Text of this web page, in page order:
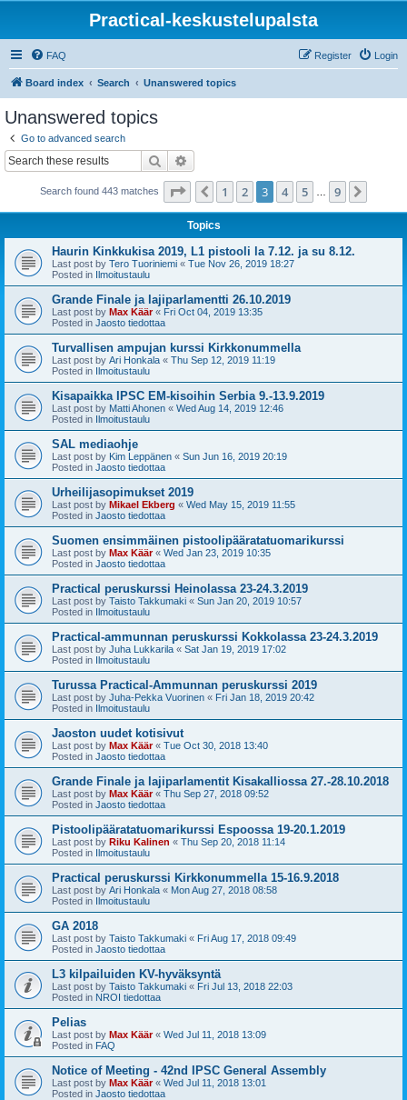
Practical-keskustelupalsta
FAQ Login
Register
Board index Search Unanswered topics
Unanswered topics
Go to advanced search
Search
Search found 443 matches Page of 9
Previous
1 2 3 4 5 9
Topics
Haurin Kinkkukisa 2019, L1 pistooli la 7.12. ja su 8.12.
Last post by Tero Tuoriniemi « Tue Nov 26, 2019 18:27
Posted in Ilmoitustaulu
Grande Finale ja lajiparlamentti 26.10.2019
Last post by Max Käär« Fri Oct 04, 2019 13:35
Posted in Jaosto tiedottaa
Turvallisen ampujan kurssi Kirkkonummella
Last post by Ari Honkala « Thu Sep 12, 2019 11:19
Posted in Ilmoitustaulu
Kisapaikka IPSC EM-kisoihin Serbia 9.-13.9.2019
Last post by Matti Ahonen « Wed Aug 14, 2019 12:46
Posted in Ilmoitustaulu
SAL mediaohje
Last post by Kim Leppänen « Sun Jun 16, 2019 20:19
Posted in Jaosto tiedottaa
Urheilijasopimukset 2019
Last post by Mikael Ekberg « Wed May 15, 2019 11:55
Posted in Jaosto tiedottaa
Suomen ensimmäinen pistoolipääratatuomarikurssi
Last post by Max Käär« Wed Jan 23, 2019 10:35
Posted in Jaosto tiedottaa
Practical peruskurssi Heinolassa 23-24.3.2019
Last post by Taisto Takkumaki « Sun Jan 20, 2019 10:57
Posted in Ilmoitustaulu
Practical-ammunnan peruskurssi Kokkolassa 23-24.3.2019
Last post by Juha Lukkarila « Sat Jan 19, 2019 17:02
Posted in Ilmoitustaulu
Turussa Practical-Ammunnan peruskurssi 2019
Last post by Juha-Pekka Vuorinen « Fri Jan 18, 2019 20:42
Posted in Ilmoitustaulu
Jaoston uudet kotisivut
Last post by Max Käär« Tue Oct 30, 2018 13:40
Posted in Jaosto tiedottaa
Grande Finale ja lajiparlamentit Kisakalliossa 27.-28.10.2018
Last post by Max Käär« Thu Sep 27, 2018 09:52
Posted in Jaosto tiedottaa
Pistoolipääratatuomarikurssi Espoossa 19-20.1.2019
Last post by Riku Kalinen « Thu Sep 20, 2018 11:14
Posted in Ilmoitustaulu
Practical peruskurssi Kirkkonummella 15-16.9.2018
Last post by Ari Honkala « Mon Aug 27, 2018 08:58
Posted in Ilmoitustaulu
GA 2018
Last post by Taisto Takkumaki « Fri Aug 17, 2018 09:49
Posted in Jaosto tiedottaa
L3 kilpailuiden KV-hyväksyntä
Last post by Taisto Takkumaki « Fri Jul 13, 2018 22:03
Posted in NROI tiedottaa
Pelias
Last post by Max Käär« Wed Jul 11, 2018 13:09
Posted in FAQ
Notice of Meeting - 42nd IPSC General Assembly
Last post by Max Käär« Wed Jul 11, 2018 13:01
Posted in Jaosto tiedottaa